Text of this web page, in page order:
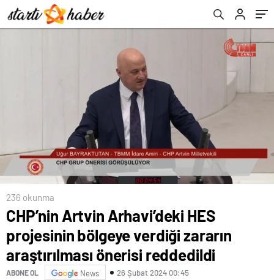
reddedildi
236 okunma
CHP’nin Artvin Arhavi’deki HES
projesinin bölgeye verdiği zararın
araştırılması önerisi reddedildi
ABONE OL News 26 Şubat 2024 00:45